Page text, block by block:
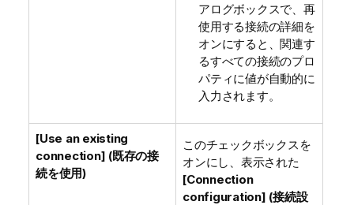
アログボックスで、再
使用する接続の詳細を
オンにすると、関連す
るすべての接続のプロ
パティに値が自動的に
入力されます。
[Use an existing
connection] (既存の接
続を使用)
このチェックボックスを
オンにし、表示された
[Connection
configuration] (接続設